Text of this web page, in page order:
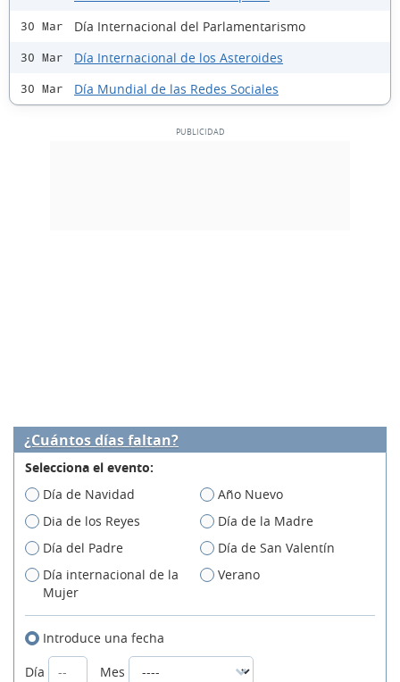
30 Mar Día Internacional del Parlamentarismo
30 Mar Día Internacional de los Asteroides
30 Mar Día Mundial de las Redes Sociales
¿Cuántos días faltan?
Selecciona el evento:
Día de Navidad
Año Nuevo
Dia de los Reyes
Día de la Madre
Día del Padre
Día de San Valentín
Día internacional de la
Mujer
Verano
Introduce una fecha
Día
Mes